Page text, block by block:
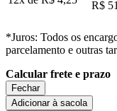
R$
*Juros: Todos os
parcelamento e outras
Calcular frete e prazo
Fechar
Adicionar à sacola